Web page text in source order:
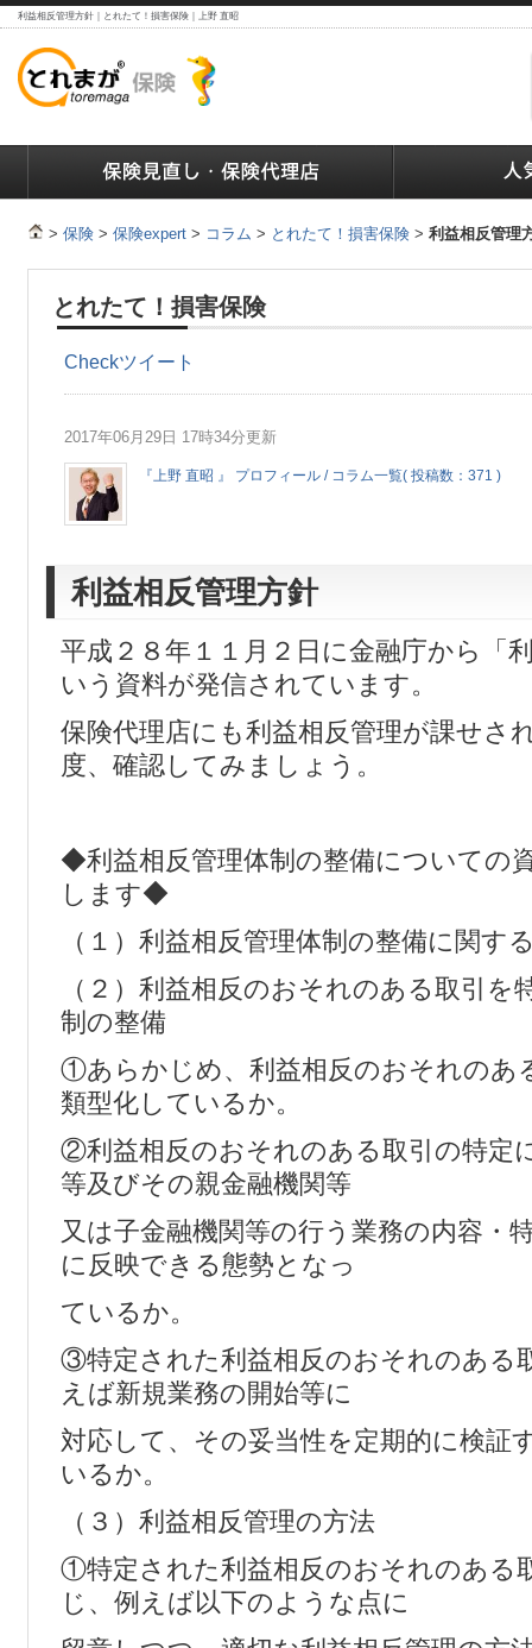
利益相反管理方針｜とれたて！損害保険｜上野 直昭
> 保険 > 保険expert > コラム > とれたて！損害保険 > 利益相反管理
とれたて！損害保険
Checkツイート
2017年06月29日 17時34分更新
『上野 直昭 』 プロフィール / コラム一覧( 投稿数：371 )
利益相反管理方針
平成２８年１１月２日に金融庁から「
いう資料が発信されています。
保険代理店にも利益相反管理が課せさ
度、確認してみましょう。
◆利益相反管理体制の整備についての
します◆
（１）利益相反管理体制の整備に関す
（２）利益相反のおそれのある取引を
制の整備
①あらかじめ、利益相反のおそれのあ
類型化しているか。
②利益相反のおそれのある取引の特定
等及びその親金融機関等
又は子金融機関等の行う業務の内容・
に反映できる態勢となっ
ているか。
③特定された利益相反のおそれのある
えば新規業務の開始等に
対応して、その妥当性を定期的に検証
いるか。
（３）利益相反管理の方法
①特定された利益相反のおそれのある
じ、例えば以下のような点に